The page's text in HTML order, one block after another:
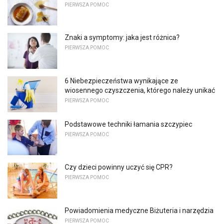
PIERWSZA POMOC
Znaki a symptomy: jaka jest różnica?
PIERWSZA POMOC
6 Niebezpieczeństwa wynikające ze
wiosennego czyszczenia, którego należy unikać
PIERWSZA POMOC
Podstawowe techniki łamania szczypiec
PIERWSZA POMOC
Czy dzieci powinny uczyć się CPR?
PIERWSZA POMOC
Powiadomienia medyczne Biżuteria i narzędzia
PIERWSZA POMOC